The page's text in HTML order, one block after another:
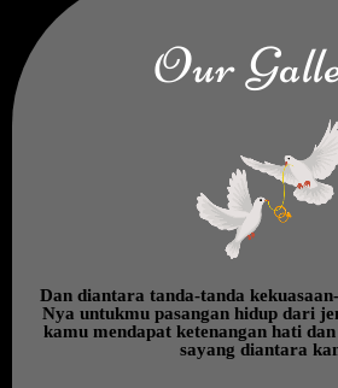
Our
Dan diantara tanda-tanda
Nya untukmu pasangan hidup dari
kamu mendapat ketenangan hati
sayang diantara